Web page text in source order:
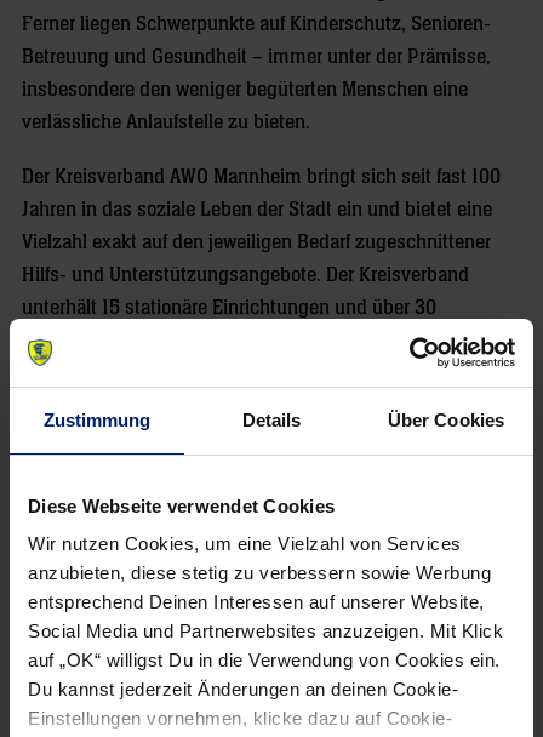
Zustimmung Details Über Cookies
Diese Webseite verwendet Cookies
Wir nutzen Cookies, um eine Vielzahl von Services
anzubieten, diese stetig zu verbessern sowie Werbung
entsprechend Deinen Interessen auf unserer Website,
Social Media und Partnerwebsites anzuzeigen. Mit Klick
auf „OK“ willigst Du in die Verwendung von Cookies ein.
Du kannst jederzeit Änderungen an deinen Cookie-
Einstellungen vornehmen, klicke dazu auf Cookie-
Ferner liegen Schwerpunkte auf Kinderschutz, Senioren-
Betreuung und Gesundheit – immer unter der Prämisse,
insbesondere den weniger begüterten Menschen eine
verlässliche Anlaufstelle zu bieten.
Der Kreisverband AWO Mannheim bringt sich seit fast 100
Jahren in das soziale Leben der Stadt ein und bietet eine
Vielzahl exakt auf den jeweiligen Bedarf zugeschnittener
Hilfs- und Unterstützungsangebote. Der Kreisverband
unterhält 15 stationäre Einrichtungen und über 30
ambulante Hilfs-, Beratungs- und Begleitangebote und wird
inklusive Tochtergesellschaften von etwa 650
Mitarbeitenden getragen. Zu den Kernkompetenzen
sowie Arbeit, Migration und innovative Entwicklungen.
Löwen zeigen Löwenherz für die, die es
jetzt am meisten brauchen: Blinklichter
und Spendenwerfen
Wie werden die Spenden am 11. Dezember gesammelt? Für